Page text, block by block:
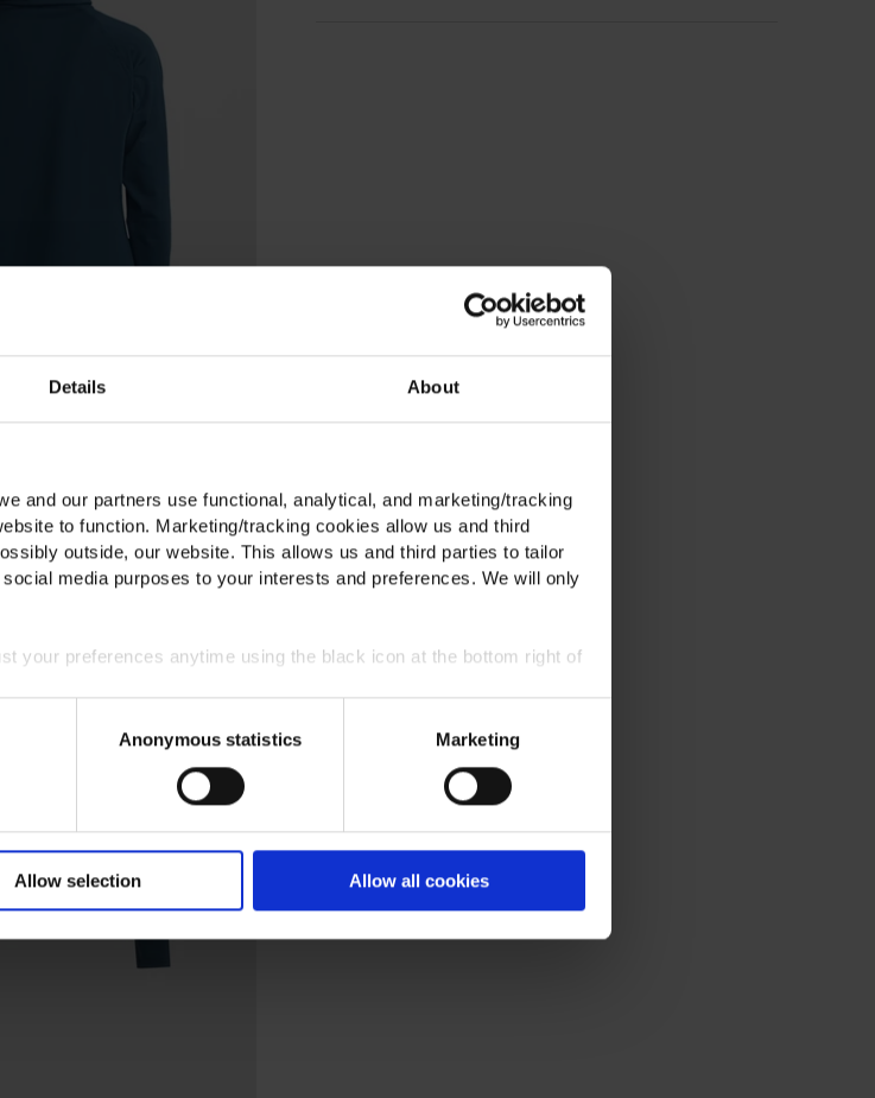
Details About
and our partners use functional, analytical, and marketing/tracking
to function. Marketing/tracking cookies allow us and third
outside, our website. This allows us and third parties to tailor
media purposes to your interests and preferences. We will only
your preferences anytime using the black icon at the bottom right of
Anonymous statistics Marketing
Allow selection Allow all cookies
S